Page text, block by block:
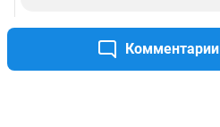
Комментарии